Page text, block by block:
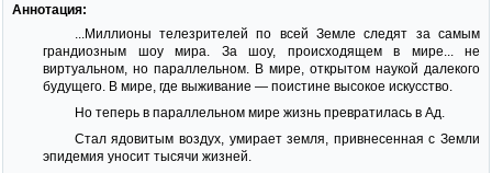
Аннотация:
...Миллионы телезрителей по всей Земле следят за самым
грандиозным шоу мира. За шоу, происходящем в мире... не
виртуальном, но параллельном. В мире, открытом наукой далекого
будущего. В мире, где выживание — поистине высокое искусство.
Но теперь в параллельном мире жизнь превратилась в Ад.
Стал ядовитым воздух, умирает земля, привнесенная с Земли
эпидемия уносит тысячи жизней.